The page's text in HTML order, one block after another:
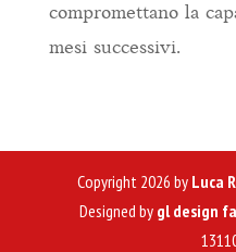
compromettano la
mesi successivi.
Copyright 2026 by Luca
Designed by gl design